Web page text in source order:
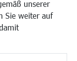
unserer
Sie weiter auf